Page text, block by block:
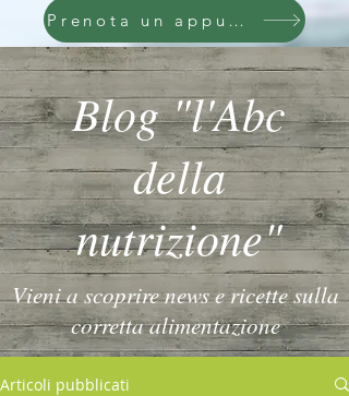
Prenota un appuntamento
Blog "l'Abc
della
nutrizione"
Vieni a scoprire news e ricette sulla
corretta alimentazione
Articoli pubblicati